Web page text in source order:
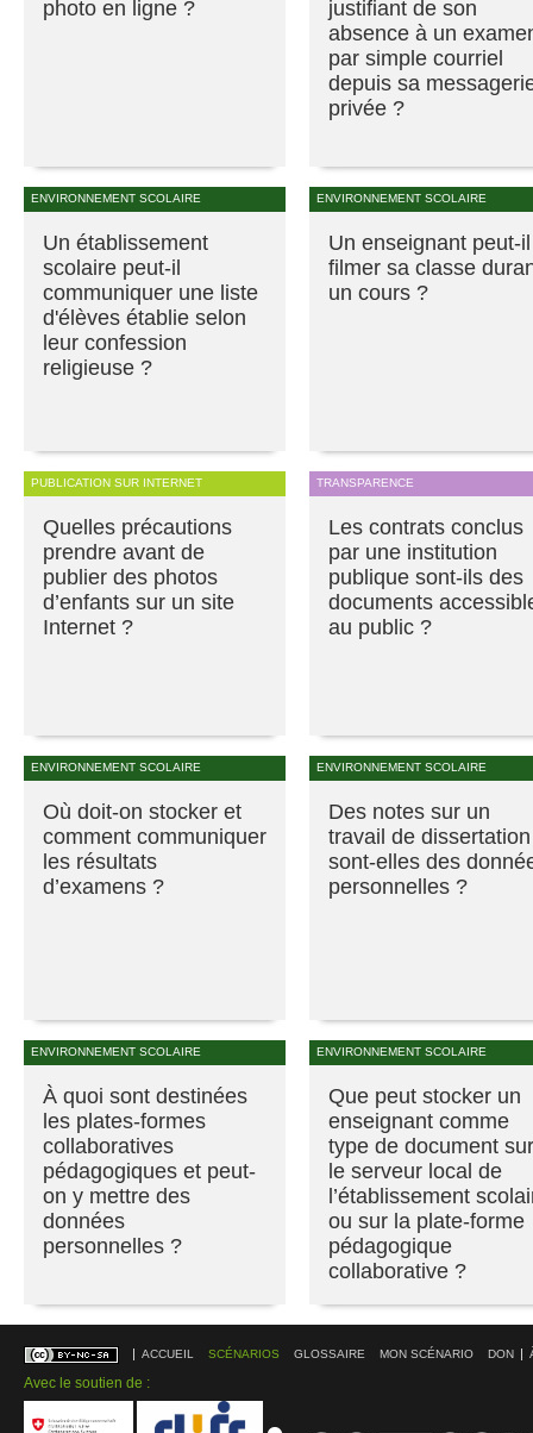
photo en ligne ?
justifiant de son
absence à un
par simple courriel
depuis sa
privée ?
ENVIRONNEMENT SCOLAIRE
Un établissement
scolaire peut-il
communiquer une liste
d'élèves établie selon
leur confession
religieuse ?
ENVIRONNEMENT SCOLAIRE
Un enseignant peut-il
filmer sa classe
un cours ?
PUBLICATION SUR INTERNET
Quelles précautions
prendre avant de
publier des photos
d’enfants sur un site
Internet ?
TRANSPARENCE
Les contrats conclus
par une institution
publique sont-ils des
documents
au public ?
ENVIRONNEMENT SCOLAIRE
Où doit-on stocker et
comment communiquer
les résultats
d’examens ?
ENVIRONNEMENT SCOLAIRE
Des notes sur un
travail de dissertation
sont-elles des
personnelles ?
ENVIRONNEMENT SCOLAIRE
À quoi sont destinées
les plates-formes
collaboratives
pédagogiques et peut-
on y mettre des
données
personnelles ?
ENVIRONNEMENT SCOLAIRE
Que peut stocker un
enseignant comme
type de document sur
le serveur local de
l’établissement
ou sur la plate-forme
pédagogique
collaborative ?
ACCUEIL SCÉNARIOS GLOSSAIRE MON SCÉNARIO DON
Avec le soutien de :